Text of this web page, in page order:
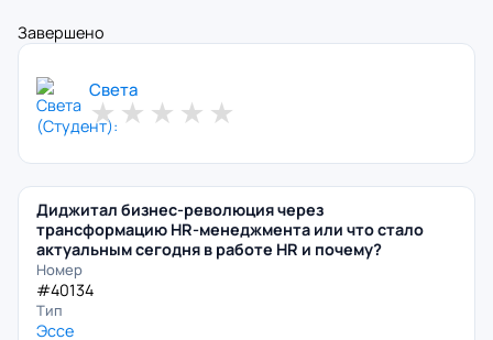
Завершено
Света
★ ★ ★ ★ ★
Диджитал бизнес-революция через
трансформацию HR-менеджмента или что стало
актуальным сегодня в работе HR и почему?
Номер
#40134
Тип
Эссе